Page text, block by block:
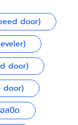
door)
door)
door)
สปีด